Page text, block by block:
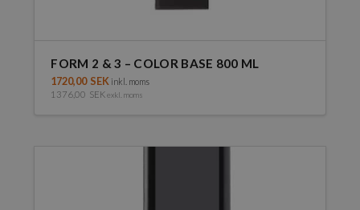
FORM 2 & 3 – COLOR BASE 800 ML
1720,00 SEK inkl. moms
1376,00 SEK exkl. moms